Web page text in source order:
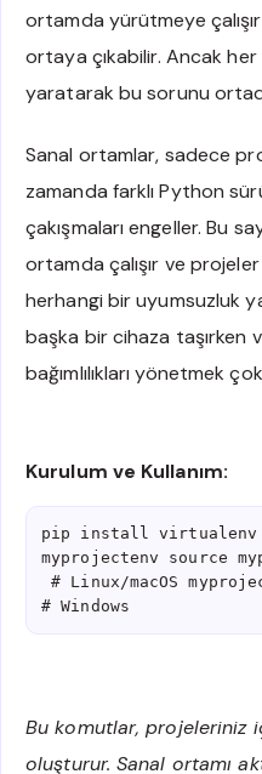
ortamda yürütmeye
ortaya çıkabilir. Ancak
yaratarak bu sorunu
Sanal ortamlar, sadece
zamanda farklı Python
çakışmaları engeller. Bu
ortamda çalışır ve
herhangi bir uyumsuzluk
başka bir cihaza taşırken
bağımlılıkları yönetmek
Kurulum ve Kullanım:
pip install virtualenv
myprojectenv source
# Linux/macOS
# Windows
Bu komutlar, projeleriniz
oluşturur. Sanal ortamı